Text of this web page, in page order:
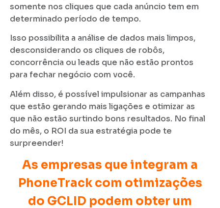
somente nos cliques que cada anúncio tem em
determinado período de tempo.
Isso possibilita a análise de dados mais limpos,
desconsiderando os cliques de robôs,
concorrência ou leads que não estão prontos
para fechar negócio com você.
Além disso, é possível impulsionar as campanhas
que estão gerando mais ligações e otimizar as
que não estão surtindo bons resultados. No final
do mês, o ROI da sua estratégia pode te
surpreender!
As empresas que integram a
PhoneTrack com otimizações
do GCLID podem obter um